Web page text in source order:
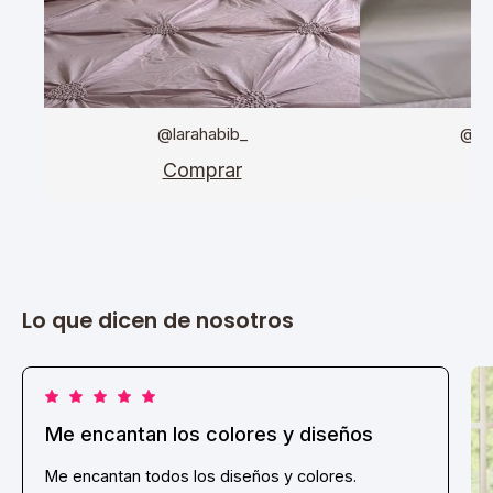
@larahabib_
Comprar
Lo que dicen de nosotros
Me encantan los colores y diseños
Me encantan todos los diseños y colores.